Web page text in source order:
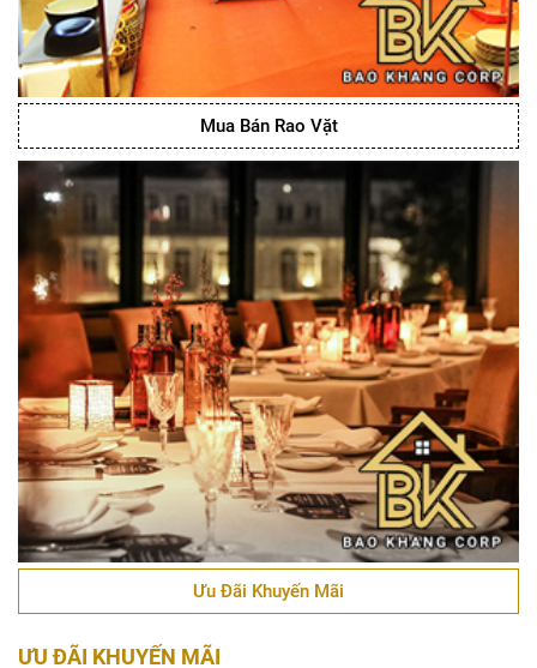
Mua Bán Rao Vặt
Ưu Đãi Khuyến Mãi
ƯU ĐÃI KHUYẾN MÃI